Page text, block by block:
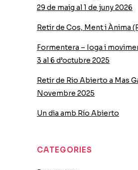
29 de maig al 1 de juny 2026
Retir de Cos, Ment i Ànima
Formentera – Ioga i
3 al 6 d’octubre 2025
Retir de Rio Abierto a Mas
Novembre 2025
Un dia amb Río Abierto
CATEGORIES